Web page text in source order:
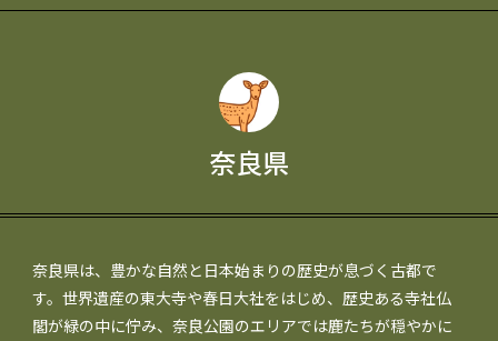
奈良県
奈良県は、豊かな自然と日本始まりの歴史が息づく古都で
す。世界遺産の東大寺や春日大社をはじめ、歴史ある寺社仏
閣が緑の中に佇み、奈良公園のエリアでは鹿たちが穏やかに